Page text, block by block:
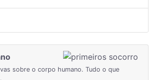
sobre o corpo humano. Tudo o que